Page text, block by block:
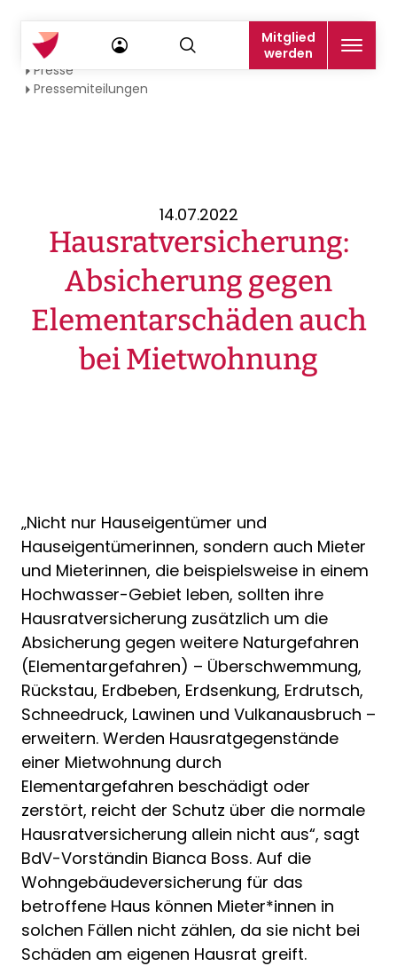
Mitglied
werden
Startseite
Presse
Pressemiteilungen
14.07.2022
Hausratversicherung:
Absicherung gegen
Elementarschäden auch
bei Mietwohnung
„Nicht nur Hauseigentümer und
Hauseigentümerinnen, sondern auch Mieter
und Mieterinnen, die beispielsweise in einem
Hochwasser-Gebiet leben, sollten ihre
Hausratversicherung zusätzlich um die
Absicherung gegen weitere Naturgefahren
(Elementargefahren) – Überschwemmung,
Rückstau, Erdbeben, Erdsenkung, Erdrutsch,
Schneedruck, Lawinen und Vulkanausbruch –
erweitern. Werden Hausratgegenstände
einer Mietwohnung durch
Elementargefahren beschädigt oder
zerstört, reicht der Schutz über die normale
Hausratversicherung allein nicht aus“, sagt
BdV-Vorständin Bianca Boss. Auf die
Wohngebäudeversicherung für das
betroffene Haus können Mieter*innen in
solchen Fällen nicht zählen, da sie nicht bei
Schäden am eigenen Hausrat greift.